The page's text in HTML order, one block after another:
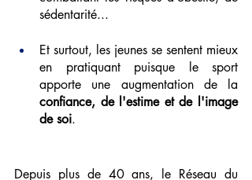
sédentarité...
Et surtout, les jeunes se sentent mieux
en pratiquant puisque le sport
confiance, de l'estime et de l'image
de soi.
Depuis plus de 40 ans, le Réseau du